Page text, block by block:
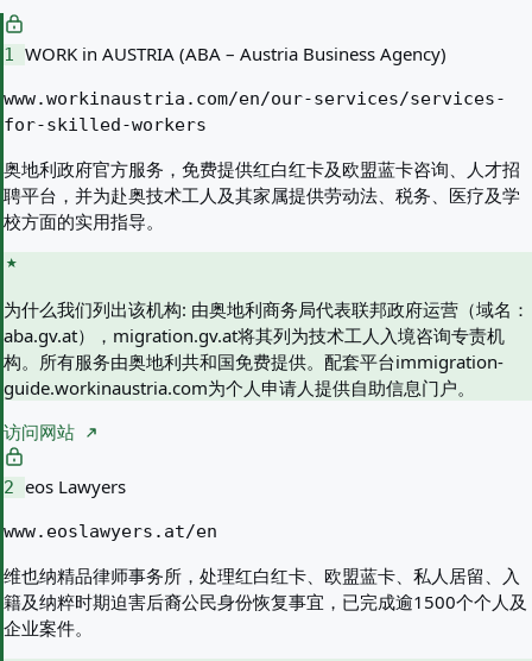
1 WORK in AUSTRIA (ABA – Austria Business Agency)
www.workinaustria.com/en/our-services/services-
for-skilled-workers
奥地利政府官方服务，免费提供红白红卡及欧盟蓝卡咨询、人才招
聘平台，并为赴奥技术工人及其家属提供劳动法、税务、医疗及学
校方面的实用指导。
为什么我们列出该机构: 由奥地利商务局代表联邦政府运营（域名：
aba.gv.at），migration.gv.at将其列为技术工人入境咨询专责机
构。所有服务由奥地利共和国免费提供。配套平台immigration-
guide.workinaustria.com为个人申请人提供自助信息门户。
访问网站
2 eos Lawyers
www.eoslawyers.at/en
维也纳精品律师事务所，处理红白红卡、欧盟蓝卡、私人居留、入
籍及纳粹时期迫害后裔公民身份恢复事宜，已完成逾1500个个人及
企业案件。